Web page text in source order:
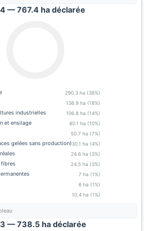
— 767.4 ha déclarée
290.3 ha (38%)
136.9 ha (18%)
industrielles 106.8 ha (14%)
et ensilage 80.1 ha (10%)
50.7 ha (7%)
gelées sans production)30.1 ha (4%)
24.6 ha (3%)
fibres 24.5 ha (3%)
7 ha (1%)
6 ha (1%)
10.4 ha (1%)
— 738.5 ha déclarée